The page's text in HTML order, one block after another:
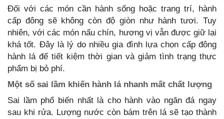
Đối với các món cần hành sống hoặc trang trí, hành
cấp đông sẽ không còn độ giòn như hành tươi. Tuy
nhiên, với các món nấu chín, hương vị vẫn được giữ lại
khá tốt. Đây là lý do nhiều gia đình lựa chọn cấp đông
hành lá để tiết kiệm thời gian và giảm tình trạng thực
phẩm bị bỏ phí.
Một số sai lầm khiến hành lá nhanh mất chất lượng
Sai lầm phổ biến nhất là cho hành vào ngăn đá ngay
sau khi rửa. Lượng nước còn bám trên lá sẽ tạo thành